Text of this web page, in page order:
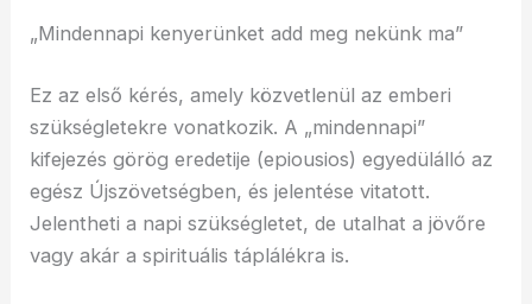
„Mindennapi kenyerünket add meg nekünk ma”
Ez az első kérés, amely közvetlenül az emberi
szükségletekre vonatkozik. A „mindennapi”
kifejezés görög eredetije (epiousios) egyedülálló az
egész Újszövetségben, és jelentése vitatott.
Jelentheti a napi szükségletet, de utalhat a jövőre
vagy akár a spirituális táplálékra is.